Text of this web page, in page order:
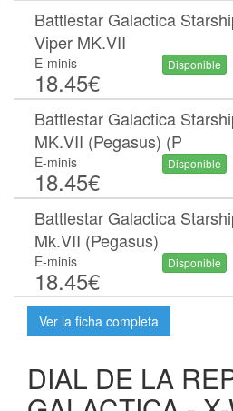
Battlestar Galactica
Viper MK.VII
E-minis
18.45€
Disponible
Battlestar Galactica
MK.VII (Pegasus) (P
E-minis
18.45€
Disponible
Battlestar Galactica
Mk.VII (Pegasus)
E-minis
18.45€
Disponible
Ver la ficha completa
DIAL DE LA